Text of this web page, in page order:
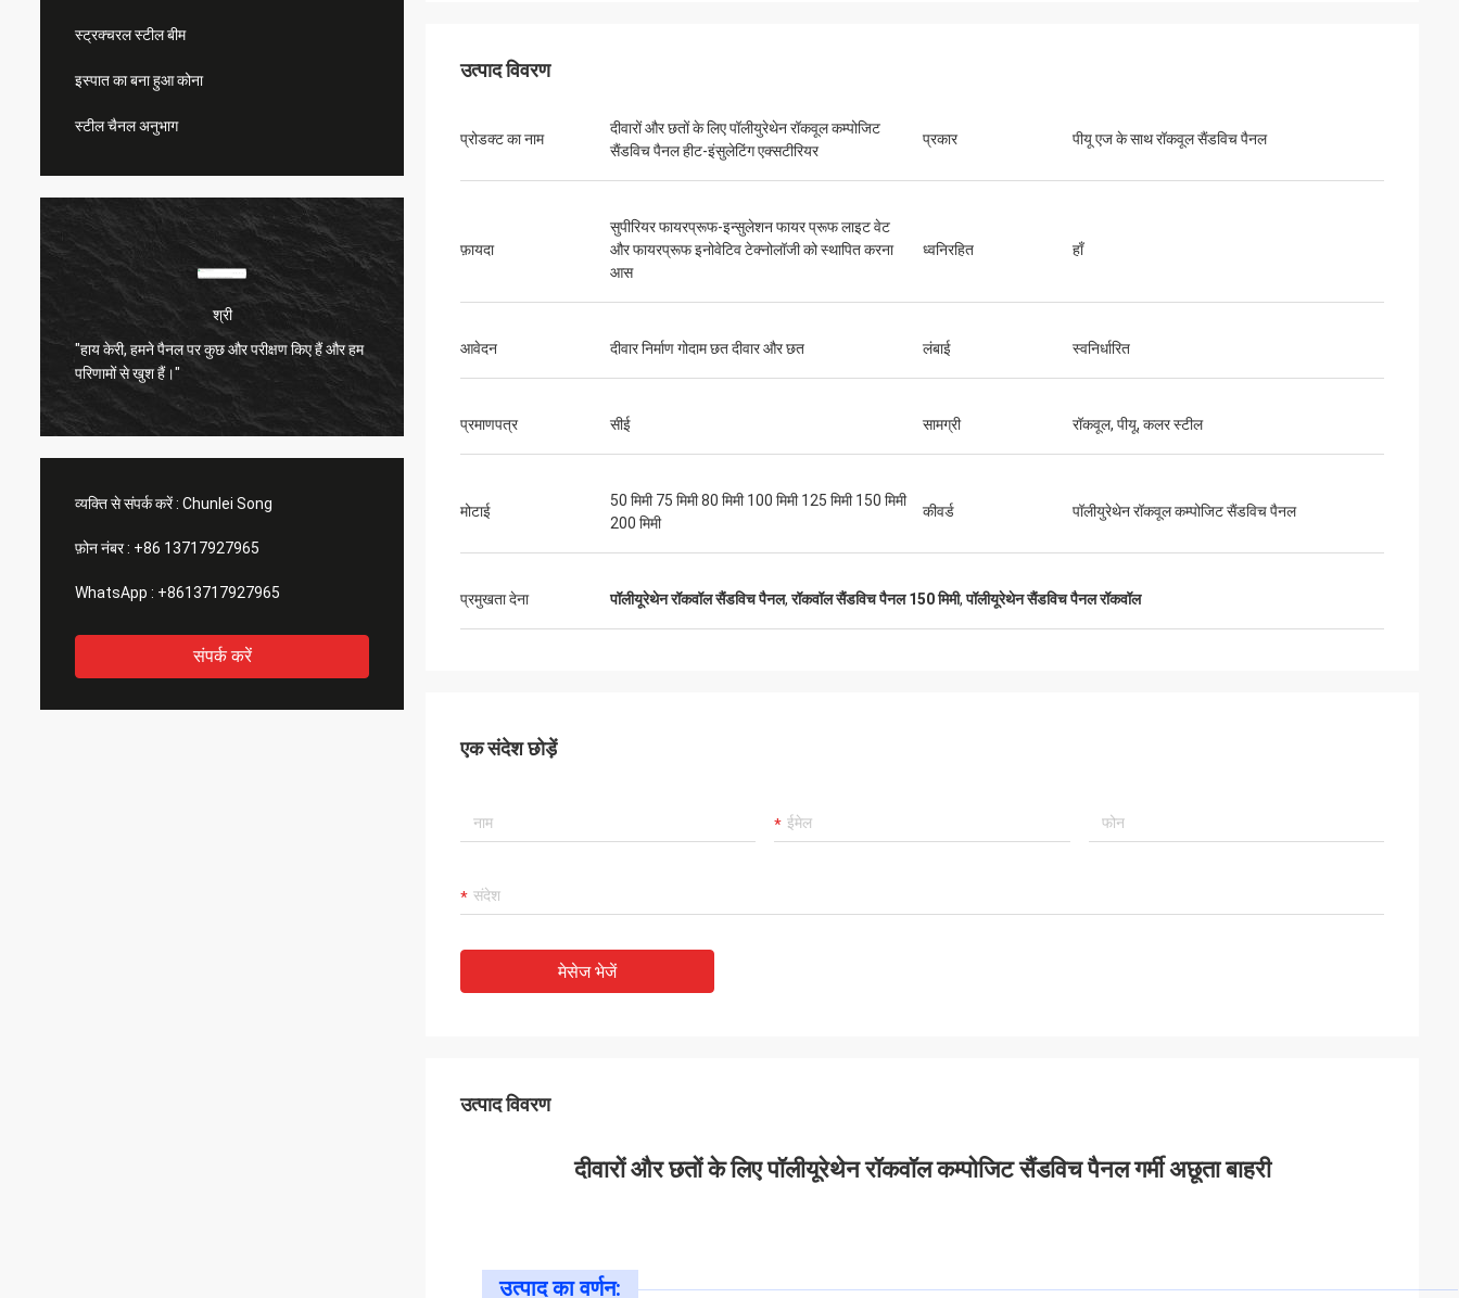
स्ट्रक्चरल स्टील बीम
इस्पात का बना हुआ कोना
स्टील चैनल अनुभाग
श्री
"हाय केरी, हमने पैनल पर कुछ और परीक्षण किए हैं और हम
परिणामों से खुश हैं।"
बहुत संतुष्ट और अच्छा उत्पाद। तेज़ शिपिंग और सब कुछ
श्री
"हमें यह 8 दिन पहले प्राप्त हुआ और सब कुछ बहुत अच्छा
रहा, धन्यवाद, हम इसे पाकर खुश हैंउत्पाद पहले से ही
संयंत्र में है। हम आपसे जो कुछ भी संवाद करते हैं"
व्यक्ति से संपर्क करें : Chunlei Song
फ़ोन नंबर : +86 13717927965
WhatsApp : +8613717927965
संपर्क करें
उत्पाद विवरण
प्रोडक्ट का नाम
दीवारों और छतों के लिए पॉलीयुरेथेन रॉकवूल कम्पोजिट
सैंडविच पैनल हीट-इंसुलेटिंग एक्सटीरियर
प्रकार पीयू एज के साथ रॉकवूल सैंडविच पैनल
फ़ायदा
सुपीरियर फायरप्रूफ-इन्सुलेशन फायर प्रूफ लाइट वेट
और फायरप्रूफ इनोवेटिव टेक्नोलॉजी को स्थापित करना
आस
ध्वनिरहित हाँ
आवेदन दीवार निर्माण गोदाम छत दीवार और छत लंबाई स्वनिर्धारित
प्रमाणपत्र सीई सामग्री रॉकवूल, पीयू, कलर स्टील
मोटाई
50 मिमी 75 मिमी 80 मिमी 100 मिमी 125 मिमी 150 मिमी
200 मिमी
कीवर्ड पॉलीयुरेथेन रॉकवूल कम्पोजिट सैंडविच पैनल
प्रमुखता देना पॉलीयूरेथेन रॉकवॉल सैंडविच पैनल,रॉकवॉल सैंडविच पैनल 150 मिमी,पॉलीयूरेथेन सैंडविच पैनल रॉकवॉल
एक संदेश छोड़ें
मेसेज भेजें
उत्पाद विवरण
दीवारों और छतों के लिए पॉलीयूरेथेन रॉकवॉल कम्पोजिट सैंडविच पैनल गर्मी अछूता बाहरी
उत्पाद का वर्णन: